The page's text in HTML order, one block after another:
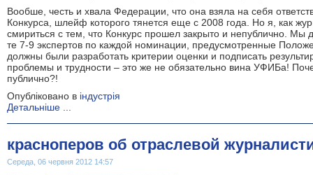
Вообше, честь и хвала Федерации, что она взяла на себя
Конкурса, шлейф которого тянется еще с 2008 года. Но я, как
смириться с тем, что Конкурс прошел закрыто и непублично. Мы
те 7-9 экспертов по каждой номинации, предусмотренные
должны были разработать критерии оценки и подписать
проблемы и трудности – это же не обязательно вина УФИБа!
публично?!
Опубліковано в індустрія
Детальніше ...
красноперов об отраслевой
Середа, 06 червня 2012 14:57